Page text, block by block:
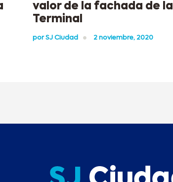
valor de la fachada de la
Terminal
porSJ Ciudad 2 noviembre, 2020